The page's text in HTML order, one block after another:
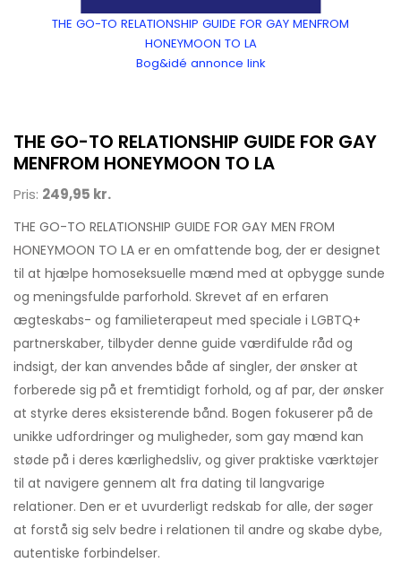
THE GO-TO RELATIONSHIP GUIDE FOR GAY MENFROM
HONEYMOON TO LA
Bog&idé annonce link
THE GO-TO RELATIONSHIP GUIDE FOR GAY
MENFROM HONEYMOON TO LA
Pris: 249,95 kr.
THE GO-TO RELATIONSHIP GUIDE FOR GAY MEN FROM
HONEYMOON TO LA er en omfattende bog, der er designet
til at hjælpe homoseksuelle mænd med at opbygge sunde
og meningsfulde parforhold. Skrevet af en erfaren
ægteskabs- og familieterapeut med speciale i LGBTQ+
partnerskaber, tilbyder denne guide værdifulde råd og
indsigt, der kan anvendes både af singler, der ønsker at
forberede sig på et fremtidigt forhold, og af par, der ønsker
at styrke deres eksisterende bånd. Bogen fokuserer på de
unikke udfordringer og muligheder, som gay mænd kan
støde på i deres kærlighedsliv, og giver praktiske værktøjer
til at navigere gennem alt fra dating til langvarige
relationer. Den er et uvurderligt redskab for alle, der søger
at forstå sig selv bedre i relationen til andre og skabe dybe,
autentiske forbindelser.